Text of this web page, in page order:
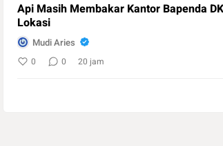
Api Masih Membakar Kantor Bapenda
Lokasi
Mudi Aries
0 0 20 jam